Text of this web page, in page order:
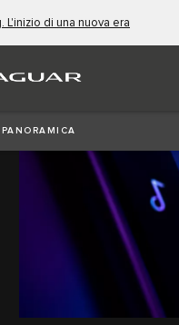
L'inizio di una nuova era
PANORAMICA